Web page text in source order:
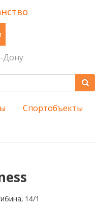
Дону
Спортобъекты
14/1